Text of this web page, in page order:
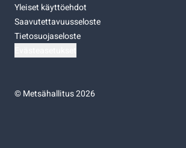
Yleiset käyttöehdot
Saavutettavuusseloste
Tietosuojaseloste
©Metsähallitus 2026